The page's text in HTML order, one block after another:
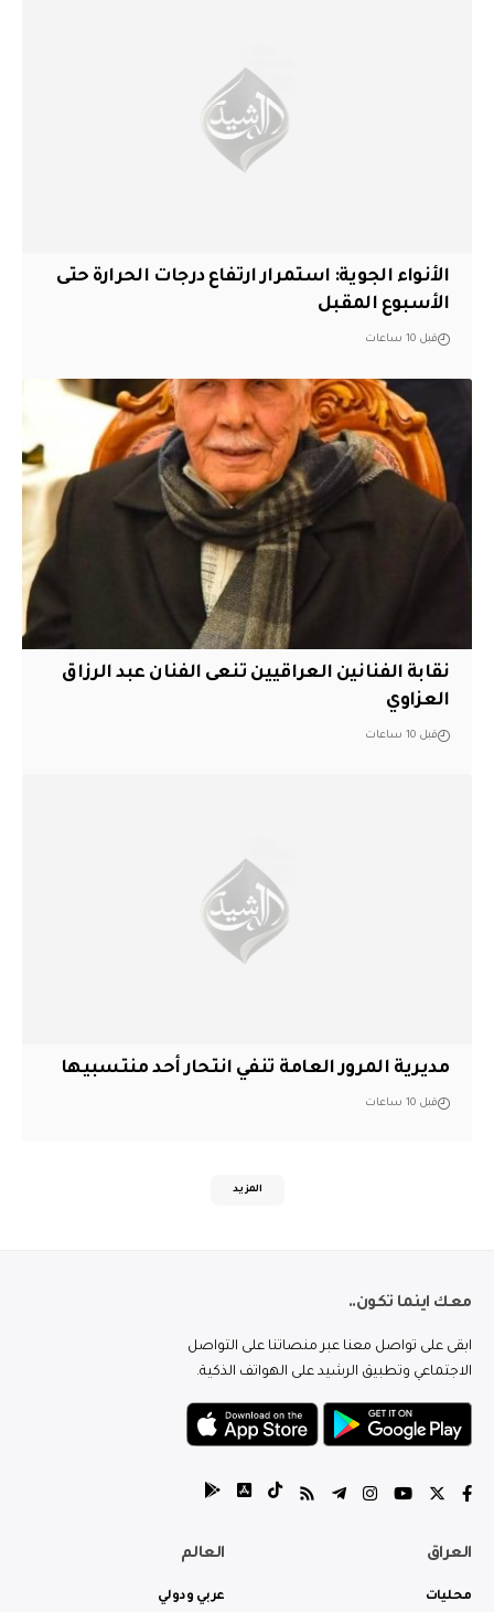
الأنواء الجوية: استمرار ارتفاع درجات الحرارة حتى
الأسبوع المقبل
قبل 10 ساعات
نقابة الفنانين العراقيين تنعى الفنان عبد الرزاق
العزاوي
قبل 10 ساعات
مديرية المرور العامة تنفي انتحار أحد منتسبيها
قبل 10 ساعات
المزيد
معك اينما تكون..
ابقى على تواصل معنا عبر منصاتنا على التواصل
الاجتماعي وتطبيق الرشيد على الهواتف الذكية.
العراق
محليات
العالم
عربي ودولي